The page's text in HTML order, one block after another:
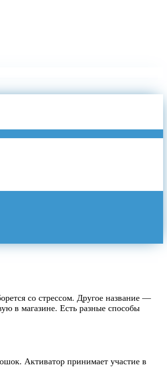
со стрессом. Другое название —
в магазине. Есть разные способы
Активатор принимает участие в